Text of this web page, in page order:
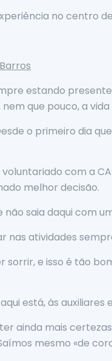
no centro
estando
que pouco, a
o primeiro dia
com a
melhor decisão.
saia daqui com
atividades
e isso é tão
está, às
ainda mais
mesmo «de